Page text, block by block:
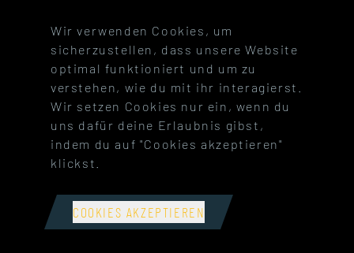
Besuche unseren Twitch-Kanal
Besuche unseren Discord-
Besuche unseren
Versandkosten|Widerrufsbelehrung
© 2022 -2026Soulbound
Wir verwenden Cookies, um
sicherzustellen, dass unsere Website
optimal funktioniert und um zu
verstehen, wie du mit ihr interagierst.
Wir setzen Cookies nur ein, wenn du
uns dafür deine Erlaubnis gibst,
indem du auf "Cookies akzeptieren"
klickst.
COOKIES AKZEPTIEREN